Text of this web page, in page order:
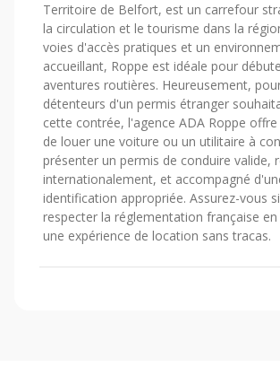
Territoire de Belfort, est un carrefour
la circulation et le tourisme dans la
voies d'accès pratiques et un
accueillant, Roppe est idéale pour
aventures routières. Heureusement,
détenteurs d'un permis étranger
cette contrée, l'agence ADA Roppe
de louer une voiture ou un utilitaire à
présenter un permis de conduire valide,
internationalement, et accompagné
identification appropriée. Assurez-vous
respecter la réglementation française
une expérience de location sans tracas.